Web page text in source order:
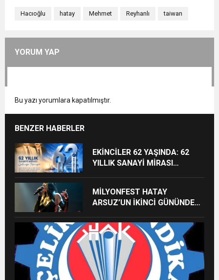
Hacıoğlu hatay Mehmet Reyhanlı taiwan
YORUM YAP
Bu yazı yorumlara kapatılmıştır.
BENZER HABERLER
EKİNCİLER 62 YAŞINDA: 62
YILLIK SANAYİ MİRASI
MİLYONFEST HATAY
ARSUZ’UN İKİNCİ GÜNÜNDE
ALACAK